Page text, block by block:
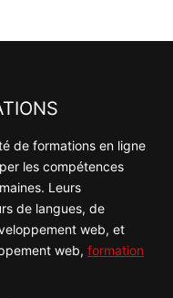
de formations en ligne
les compétences
Leurs
de langues, de
web, et
web, formation